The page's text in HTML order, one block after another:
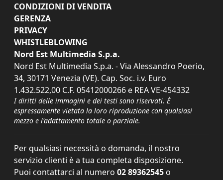
CONDIZIONI DI VENDITA
GERENZA
PRIVACY
WHISTLEBLOWING
Nord Est Multimedia S.p.a.
Nord Est Multimedia S.p.a. - Via Alessandro Poerio,
34, 30171 Venezia (VE). Cap. Soc. i.v. Euro
1.432.522,00 C.F. 05412000266 e REA VE-454332
I diritti delle immagini e dei testi sono riservati. È
espressamente vietata la loro riproduzione con qualsiasi
mezzo e l'adattamento totale o parziale.
Per qualsiasi necessità o domanda, il nostro
servizio clienti è a tua completa disposizione.
Puoi contattarci al numero 02 89362545 o